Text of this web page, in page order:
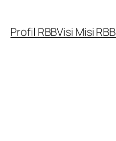
Profil RBBVisi Misi RBB